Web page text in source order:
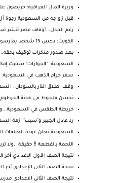
وزيرة المال العراقية: حريصون
قبل زواجه من السعودية رجوة
رغم الجدل.. أوقاف مصر تنشر
الكويت: دهس 15 شخصا يمارسون ركوب الدراجات الهوائية...
بعد صدور مذكرات توقيف بحقه..
السعودية: "الجوازات" سخرت
سعر جرام الذهب في السعودية،
وقف إطلاق النار بالسودان :
تحسن ملحوظ في هدنة الخرطوم..
خريطة الطقس في السعودية..
رد عادل الجبير و"سبب" أزمة
السعودية تعلن عودة العلاقات
اللحمة بالقطعة ‼️ حقيقة ..ولا
نتيجة الصف الأول الإعدادي أخر
نتيجة الصف الثانى الإعدادي
نتيجة الصف الثانى الاعدادى